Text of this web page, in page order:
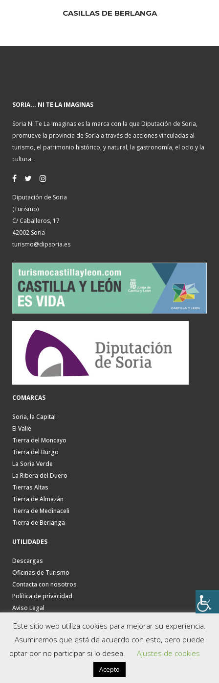
CASILLAS DE BERLANGA
SORIA... NI TE LA IMAGINAS
Soria Ni Te La Imaginas es la marca con la que Diputación de Soria,
promueve la provincia de Soria a través de acciones vinculadas al
turismo, el patrimonio histórico, y natural, la gastronomía, el ocio y la
cultura.
Diputación de Soria
(Turismo)
C/ Caballeros, 17
42002 Soria
turismo@dipsoria.es
COMARCAS
Soria, la Capital
El Valle
Tierra del Moncayo
Tierra del Burgo
La Soria Verde
La Ribera del Duero
Tierras Altas
Tierra de Almazán
Tierra de Medinaceli
Tierra de Berlanga
UTILIDADES
Descargas
Oficinas de Turismo
Contacta con nosotros
Política de privacidad
Aviso Legal
Este sitio web utiliza cookies para mejorar su experiencia.
Asumiremos que está de acuerdo con esto, pero puede
optar por no participar si lo desea.
Ajustes de cookies
Acepto